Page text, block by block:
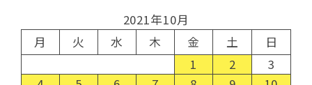
2021年10月
月
火 水 木 金 土
日
1
2
3